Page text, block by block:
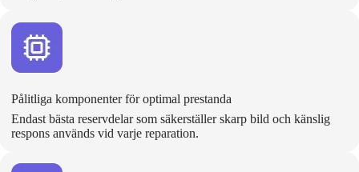
Pålitliga komponenter för optimal prestanda
Endast bästa reservdelar som säkerställer skarp bild och känslig
respons används vid varje reparation.